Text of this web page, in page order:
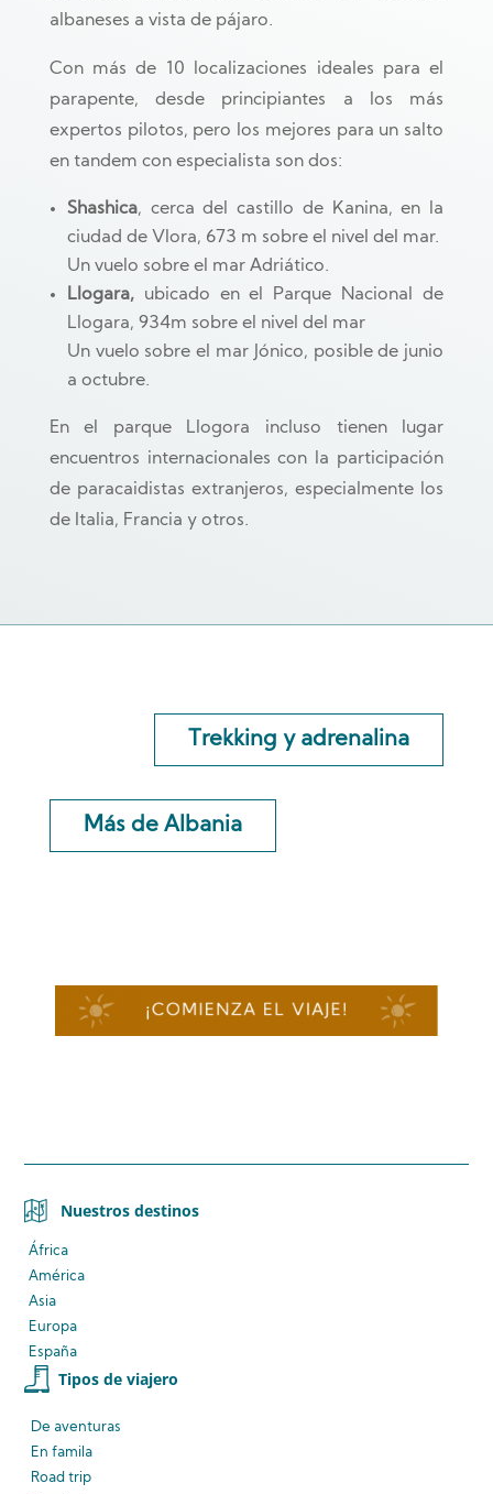
albaneses a vista de pájaro.
Con más de 10 localizaciones ideales para el
parapente, desde principiantes a los más
expertos pilotos, pero los mejores para un salto
en tandem con especialista son dos:
Shashica, cerca del castillo de Kanina, en la
ciudad de Vlora, 673 m sobre el nivel del mar.
Un vuelo sobre el mar Adriático.
Llogara,ubicado en el Parque Nacional de
Llogara, 934m sobre el nivel del mar
Un vuelo sobre el mar Jónico, posible de junio
a octubre.
En el parque Llogora incluso tienen lugar
encuentros internacionales con la participación
de paracaidistas extranjeros, especialmente los
de Italia, Francia y otros.
Trekking y adrenalina
Más de Albania
Nuestros destinos
África
América
Asia
Europa
España
Tipos de viajero
De aventuras
En famila
Road trip